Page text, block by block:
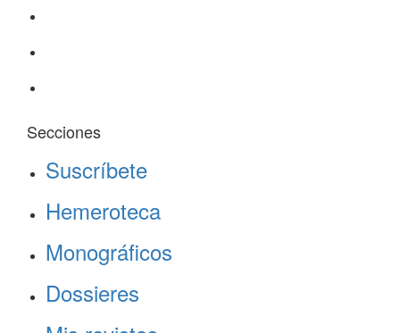
Secciones
Suscríbete
Hemeroteca
Monográficos
Dossieres